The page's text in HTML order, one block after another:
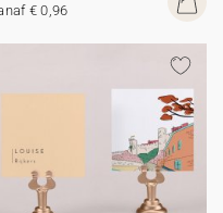
€ 0,96